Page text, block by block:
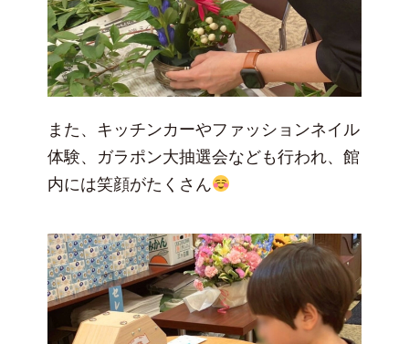
また、キッチンカーやファッションネイル
体験、ガラポン大抽選会なども行われ、館
内には笑顔がたくさん